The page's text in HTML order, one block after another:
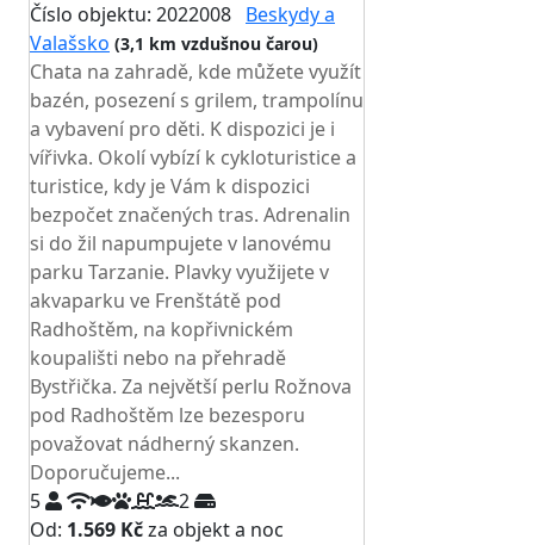
Číslo objektu: 2022008 Beskydy a
Valašsko (3,1 km vzdušnou čarou)
Chata na zahradě, kde můžete využít
bazén, posezení s grilem, trampolínu
a vybavení pro děti. K dispozici je i
vířivka. Okolí vybízí k cykloturistice a
turistice, kdy je Vám k dispozici
bezpočet značených tras. Adrenalin
si do žil napumpujete v lanovému
parku Tarzanie. Plavky využijete v
akvaparku ve Frenštátě pod
Radhoštěm, na kopřivnickém
koupališti nebo na přehradě
Bystřička. Za největší perlu Rožnova
pod Radhoštěm lze bezesporu
považovat nádherný skanzen.
Doporučujeme...
5
2
Od: 1.569 Kčza objekt a noc